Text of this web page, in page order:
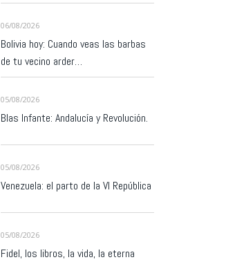
06/08/2026
Bolivia hoy: Cuando veas las barbas
de tu vecino arder…
05/08/2026
Blas Infante: Andalucía y Revolución.
05/08/2026
Venezuela: el parto de la VI República
05/08/2026
Fidel, los libros, la vida, la eterna